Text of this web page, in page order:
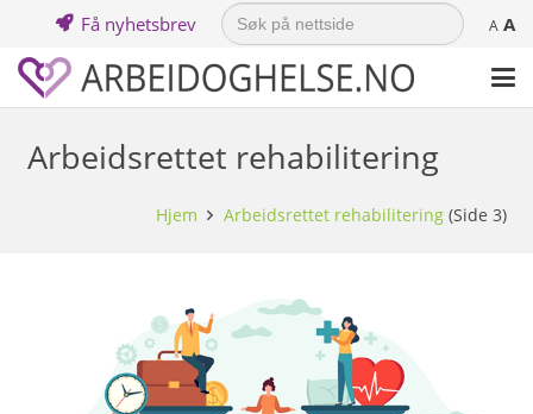
Få nyhetsbrev
Search
for: A A
Arbeidsrettet rehabilitering
Hjem Arbeidsrettet rehabilitering(Side 3)